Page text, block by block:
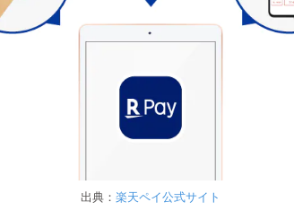
出典： 楽天ペイ公式サイト